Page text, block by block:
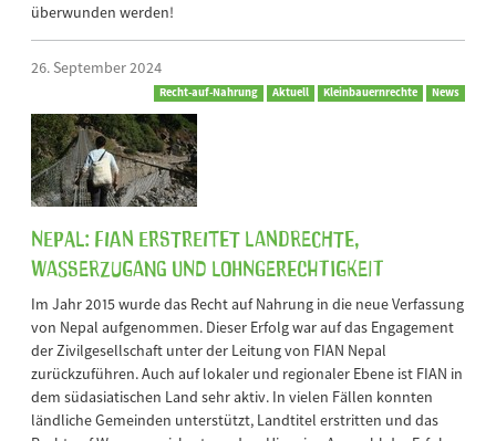
überwunden werden!
26. September 2024
Recht-auf-Nahrung Aktuell Kleinbauernrechte News
Nepal: FIAN erstreitet Landrechte,
Wasserzugang und Lohngerechtigkeit
Im Jahr 2015 wurde das Recht auf Nahrung in die neue Verfassung
von Nepal aufgenommen. Dieser Erfolg war auf das Engagement
der Zivilgesellschaft unter der Leitung von FIAN Nepal
zurückzuführen. Auch auf lokaler und regionaler Ebene ist FIAN in
dem südasiatischen Land sehr aktiv. In vielen Fällen konnten
ländliche Gemeinden unterstützt, Landtitel erstritten und das